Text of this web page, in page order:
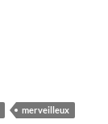
merveilleux